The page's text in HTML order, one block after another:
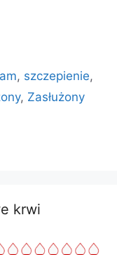
, szczepienie,
, Zasłużony
krwi